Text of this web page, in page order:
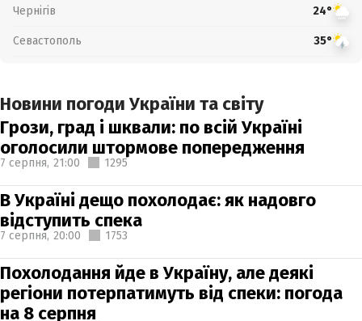
Чернігів 24°
Севастополь 35°
Новини погоди України та світу
Грози, град і шквали: по всій Україні
оголосили штормове попередження
7 серпня, 21:00 1295
В Україні дещо похолодає: як надовго
відступить спека
7 серпня, 20:00 1753
Похолодання йде в Україну, але деякі
регіони потерпатимуть від спеки: погода
на 8 серпня